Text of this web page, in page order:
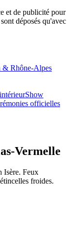
et de publicité pour
déposés qu'avec
Rhône-Alpes
Show
officielles
Vermelle
Isère. Feux
froides.